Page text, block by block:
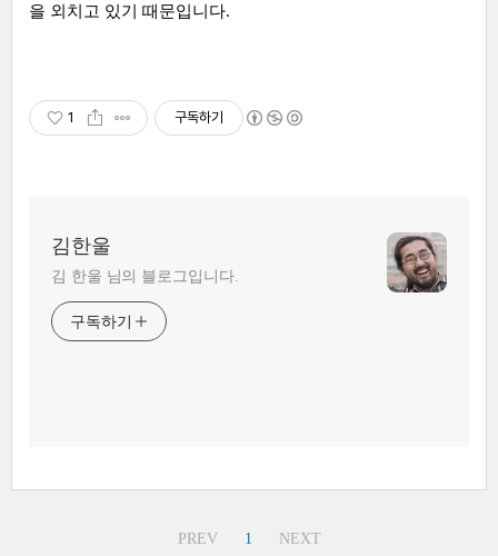
을 외치고 있기 때문입니다.
1 구독하기
김한울
김 한울 님의 블로그입니다.
구독하기
PREV 1 NEXT